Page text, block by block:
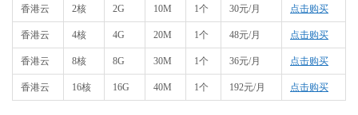
香港云 2核 2G 10M 1个 30元/月 点击购买
香港云 4核 4G 20M 1个 48元/月 点击购买
香港云 8核 8G 30M 1个 36元/月 点击购买
香港云 16核 16G 40M 1个 192元/月 点击购买